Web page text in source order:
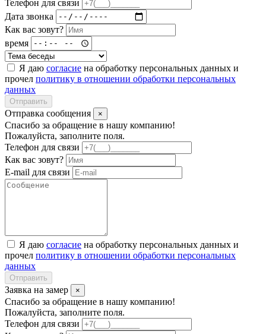
Телефон для связи
Дата звонка
Как вас зовут?
время
Я даю согласие на обработку персональных данных и
прочел политику в отношении обработки персональных
данных
Отправить
Отправка сообщения ×
Спасибо за обращение в нашу компанию!
Пожалуйста, заполните поля.
Телефон для связи
Как вас зовут?
E-mail для связи
Я даю согласие на обработку персональных данных и
прочел политику в отношении обработки персональных
данных
Отправить
Заявка на замер ×
Спасибо за обращение в нашу компанию!
Пожалуйста, заполните поля.
Телефон для связи